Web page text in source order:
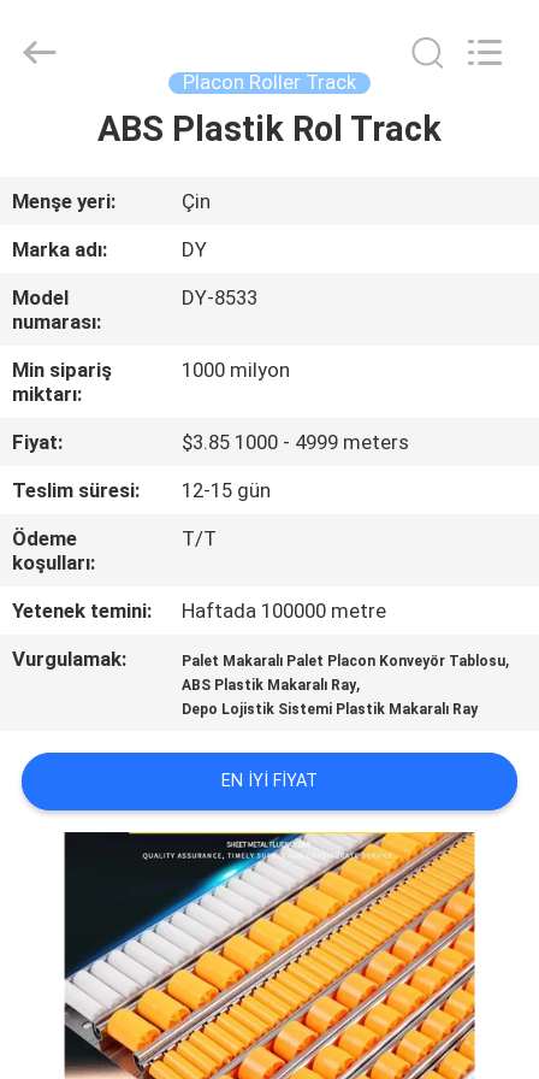
ÜRÜN:%
S
HAKKIMIZDA
FABRIKA
TURU
KALITE
KONTROL
ILETIŞIME
HABERLER
VAKALAR
TEKLIF
ISTEĞI
Placon Roller Track
ABS Plastik Rol Track
Menşe yeri:
Çin
Marka adı:
DY
Model
numarası:
DY-8533
Min sipariş
miktarı:
1000 milyon
Fiyat:
$3.85 1000 - 4999 meters
Teslim süresi:
12-15 gün
Ödeme
koşulları:
T/T
Yetenek temini:
Haftada 100000 metre
Vurgulamak:
Palet Makaralı Palet Placon Konveyör Tablosu,
ABS Plastik Makaralı Ray,
Depo Lojistik Sistemi Plastik Makaralı Ray
EN IYI FIYAT